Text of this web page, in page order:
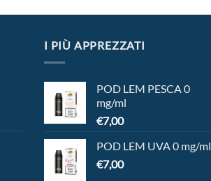
I PIÙ APPREZZATI
POD LEM PESCA 0
mg/ml
€7,00
POD LEM UVA 0 mg/ml
€7,00